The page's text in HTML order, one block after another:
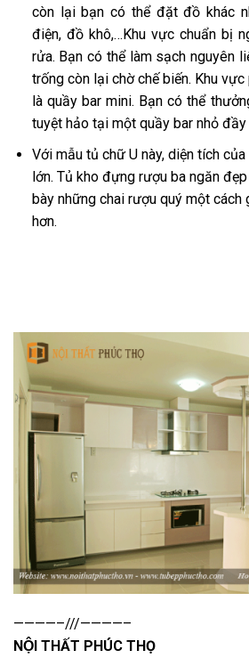
còn lại bạn có thể đặt đồ khác
điện, đồ khô,…Khu vực chuẩn bị
rửa. Bạn có thể làm sạch nguyên
trống còn lại chờ chế biến. Khu
là quầy bar mini. Bạn có thể
tuyệt hảo tại một quầy bar nhỏ đầy
Với mẫu tủ chữ U này, diện tích
lớn. Tủ kho đựng rượu ba ngăn
bày những chai rượu quý một cách
hơn.
————–///————–
NỘI THẤT PHÚC THỌ